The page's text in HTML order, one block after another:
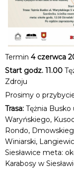
Termin 4 czerwca
Start godz. 11.00
Zdroju
Prosimy o
Trasa: Tężnia
Waryńskiego,
Rondo,
Winiarski,
Siesławice meta:
Karabosy w